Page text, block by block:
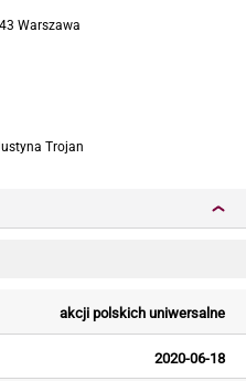
Warszawa
Trojan
akcji polskich uniwersalne
2020-06-18